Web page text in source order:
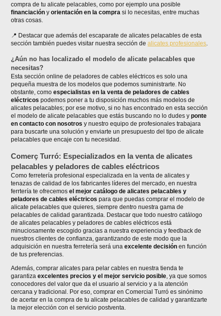
compra de tu alicate pelacables, como por ejemplo una posible
financiación yorientación en la compra si lo necesitas, entre muchas
otras cosas.
Destacar que además del escaparate de alicates pelacables de esta
sección también puedes visitar nuestra sección dealicates profesionales.
¿Aún no has localizado el modelo de alicate pelacables que
necesitas?
Esta sección online de peladores de cables eléctricos es solo una
pequeña muestra de los modelos que podemos suministrarte. No
obstante, comoespecialistas en la venta de peladores de cables
eléctricos podemos poner a tu disposición muchos más modelos de
alicates pelacables; por ese motivo, si no has encontrado en esta sección
el modelo de alicate pelacables que estás buscando no lo dudes yponte
en contacto con nosotros y nuestro equipo de profesionales trabajara
para buscarte una solución y enviarte un presupuesto del tipo de alicate
pelacables que encaje con tu necesidad.
Comerç Turró: Especializados en la venta de alicates
pelacables y peladores de cables eléctricos
Como ferretería profesional especializada en la venta de alicates y
tenazas de calidad de los fabricantes líderes del mercado, en nuestra
ferrtería te ofrecemosel mejor catálogo de alicates pelacables y
peladores de cables eléctricos para que puedas comprar el modelo de
alicate pelacables que quieres, siempre dentro nuestra gama de
pelacables de calidad garantizada. Destacar que todo nuestro catálogo
de alicates pelacables y peladores de cables eléctricos está
minuciosamente escogido gracias a nuestra experiencia y feedback de
nuestros clientes de confianza, garantizando de este modo que la
adquisición en nuestra ferretería será unaexcelente decisión en función
de tus preferencias.
Además, comprar alicates para pelar cables en nuestra tienda te
garantizaexcelentes precios y el mejor servicio posible, ya que somos
conocedores del valor que da el usuario al servicio y a la atención
cercana y tradicional. Por eso, comprar en Comercial Turró es sinónimo
de acertar en la compra de tu alicate pelacables de calidad y garantizarte
la mejor elección con el servicio postventa.